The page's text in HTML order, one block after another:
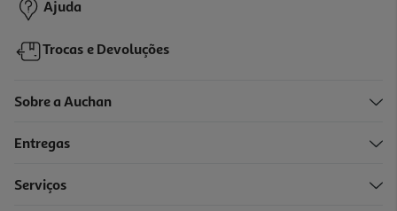
Ajuda
Trocas e Devoluções
Sobre a Auchan
Entregas
Serviços